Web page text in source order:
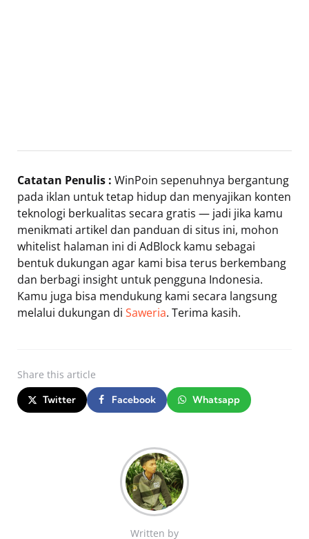
Catatan Penulis : WinPoin sepenuhnya bergantung
pada iklan untuk tetap hidup dan menyajikan konten
teknologi berkualitas secara gratis — jadi jika kamu
menikmati artikel dan panduan di situs ini, mohon
whitelist halaman ini di AdBlock kamu sebagai
bentuk dukungan agar kami bisa terus berkembang
dan berbagi insight untuk pengguna Indonesia.
Kamu juga bisa mendukung kami secara langsung
melalui dukungan di Saweria. Terima kasih.
Share this article
Twitter Facebook Whatsapp
Written by